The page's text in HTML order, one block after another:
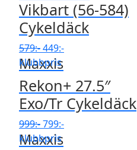
579:-.449:-.
Vikbart (56-584)
Cykeldäck
579:-Det
ursprungliga
var:
579:-.
449:-Det
är:
449:-.
klubbpris
Maxxis
Rekon+ 27.5″
Exo/Tr Cykeldäck
999:-Det
ursprungliga
799:-Det
klubbpris
Maxxis